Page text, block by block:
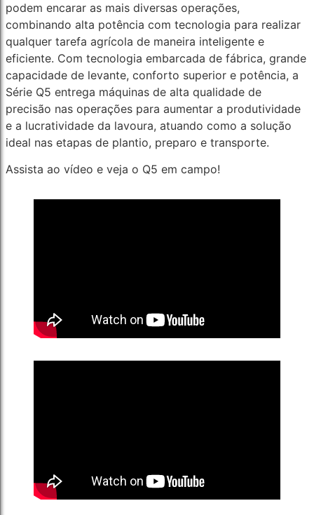
podem encarar as mais diversas operações,
combinando alta potência com tecnologia para realizar
qualquer tarefa agrícola de maneira inteligente e
eficiente. Com tecnologia embarcada de fábrica, grande
capacidade de levante, conforto superior e potência, a
Série Q5 entrega máquinas de alta qualidade de
precisão nas operações para aumentar a produtividade
e a lucratividade da lavoura, atuando como a solução
ideal nas etapas de plantio, preparo e transporte.
Assista ao vídeo e veja o Q5 em campo!